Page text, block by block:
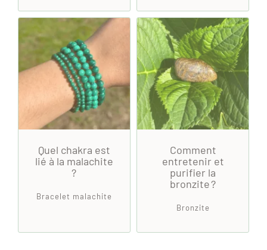
Quel chakra est
lié à la malachite
?
Bracelet malachite
Comment
entretenir et
purifier la
bronzite ?
Bronzite